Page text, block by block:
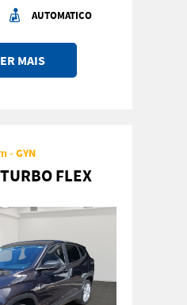
AUTOMATICO
MAIS
- GYN
FLEX